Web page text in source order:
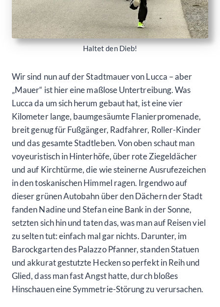
Haltet den Dieb!
Wir sind nun auf der Stadtmauer von Lucca – aber
„Mauer“ ist hier eine maßlose Untertreibung. Was
Lucca da um sich herum gebaut hat, ist eine vier
Kilometer lange, baumgesäumte Flanierpromenade,
breit genug für Fußgänger, Radfahrer, Roller-Kinder
und das gesamte Stadtleben. Von oben schaut man
voyeuristisch in Hinterhöfe, über rote Ziegeldächer
und auf Kirchtürme, die wie steinerne Ausrufezeichen
in den toskanischen Himmel ragen. Irgendwo auf
dieser grünen Autobahn über den Dächern der Stadt
fanden Nadine und Stefan eine Bank in der Sonne,
setzten sich hin und taten das, was man auf Reisen viel
zu selten tut: einfach mal gar nichts. Darunter, im
Barockgarten des Palazzo Pfanner, standen Statuen
und akkurat gestutzte Hecken so perfekt in Reih und
Glied, dass man fast Angst hatte, durch bloßes
Hinschauen eine Symmetrie-Störung zu verursachen.